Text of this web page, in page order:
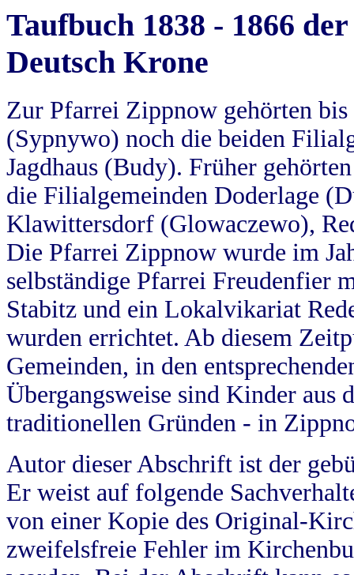
Taufbuch 1838 - 1866
Deutsch Krone
Zur Pfarrei Zippnow gehörten
(Sypnywo) noch die beiden
Jagdhaus (Budy). Früher
die Filialgemeinden Doderlage
Klawittersdorf (Glowaczewo),
Die Pfarrei Zippnow wurde im
selbständige Pfarrei Freudenfier
Stabitz und ein Lokalvikariat
wurden errichtet. Ab diesem
Gemeinden, in den
Übergangsweise sind Kinder aus
traditionellen Gründen - in
Autor dieser Abschrift ist der
Er weist auf folgende
von einer Kopie des Original-
zweifelsfreie Fehler im